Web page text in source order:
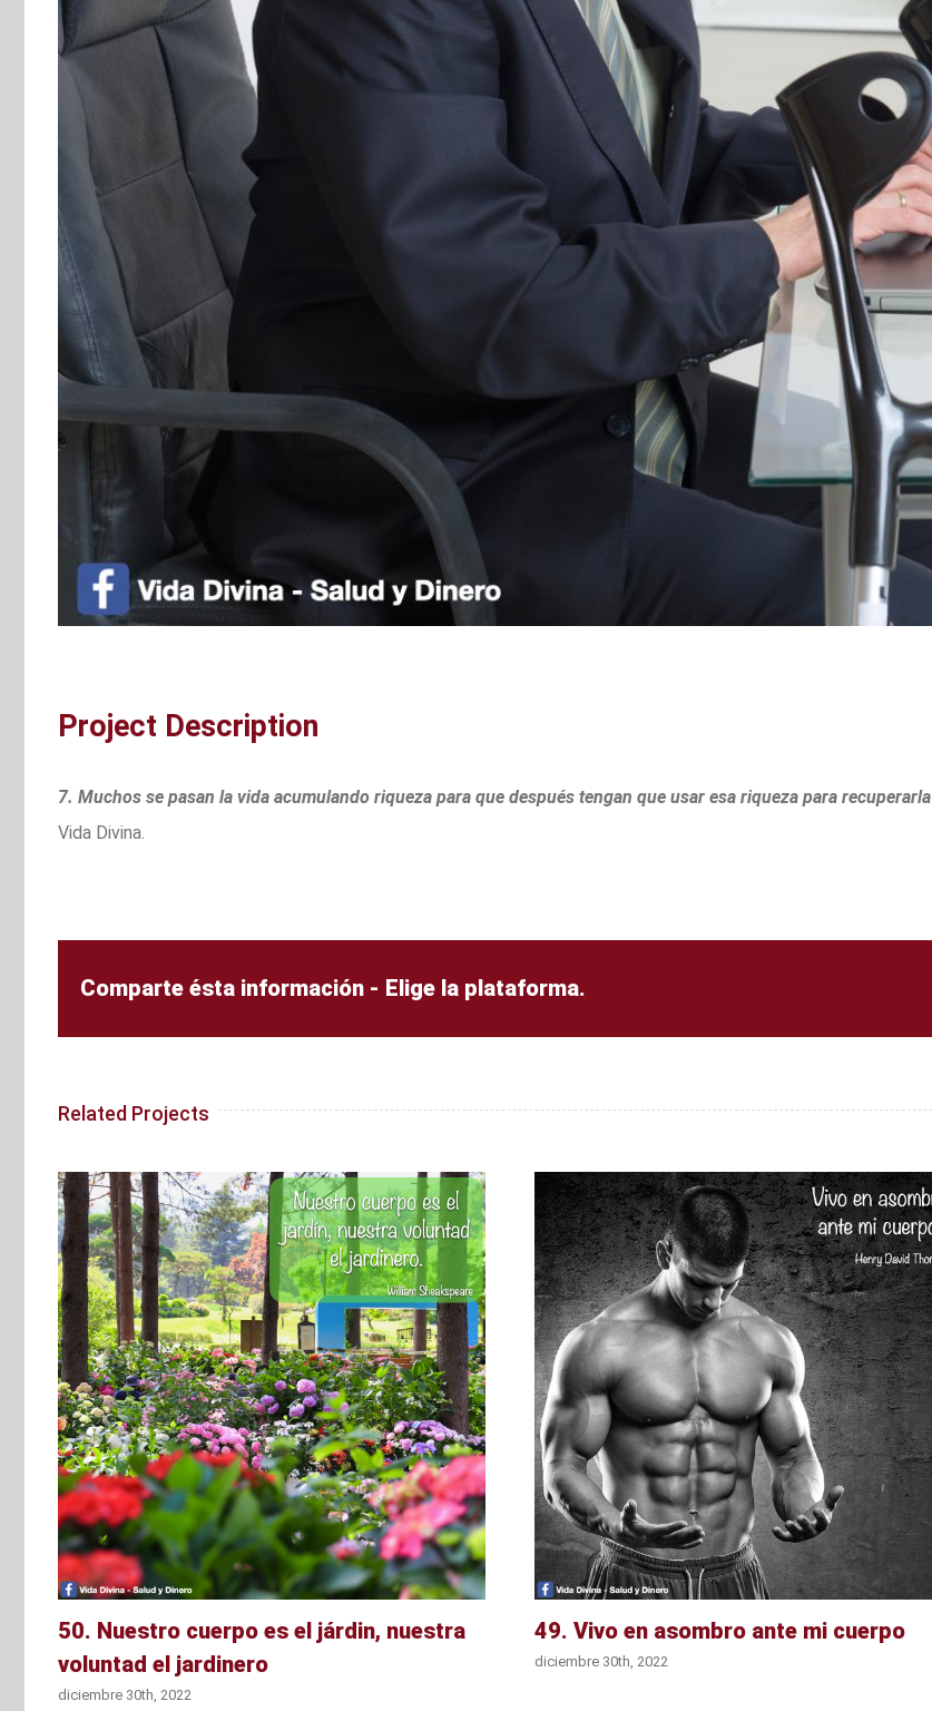
Project Description
7. Muchos se pasan la vida acumulando riqueza para que después tengan que usar esa riqueza para recuperarla
Vida Divina.
Comparte ésta información - Elige la plataforma.
Related Projects
50. Nuestro cuerpo es el járdin, nuestra
voluntad el jardinero
diciembre 30th, 2022
49. Vivo en asombro ante mi cuerpo
diciembre 30th, 2022